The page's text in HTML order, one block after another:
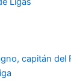
capitán del